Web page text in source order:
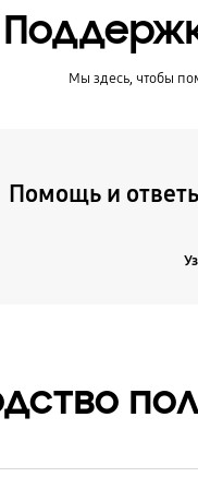
Мы здесь, чтобы
Помощь и